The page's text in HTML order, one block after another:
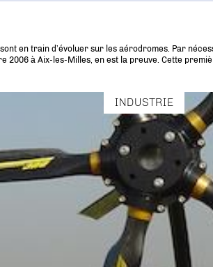
en train d’évoluer sur les aérodromes. Par
2006 à Aix-les-Milles, en est la preuve. Cette
INDUSTRIE